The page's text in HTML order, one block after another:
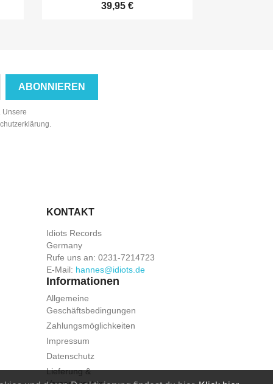
39,95 €
Unsere
KONTAKT
Idiots Records
Germany
Rufe uns an: 0231-7214723
E-Mail: hannes@idiots.de
Informationen
Allgemeine
Geschäftsbedingungen
Zahlungsmöglichkeiten
Impressum
Datenschutz
Lieferung &